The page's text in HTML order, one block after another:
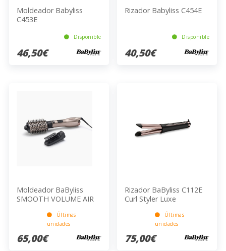
Moldeador Babyliss
C453E
Disponible
46,50€
Rizador Babyliss C454E
Disponible
40,50€
Moldeador BaByliss
SMOOTH VOLUME AIR
Últimas
unidades
65,00€
Rizador BaByliss C112E
Curl Styler Luxe
Últimas
unidades
75,00€